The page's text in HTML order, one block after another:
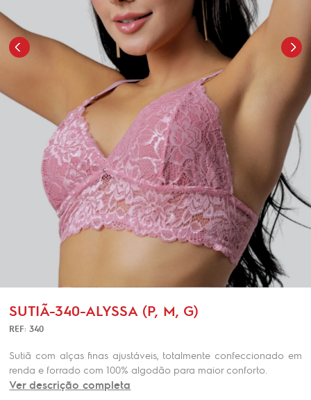
SUTIÃ-340-ALYSSA (P, M, G)
REF: 340
Sutiã com alças finas ajustáveis, totalmente confeccionado em
renda e forrado com 100% algodão para maior conforto.
Ver descrição completa